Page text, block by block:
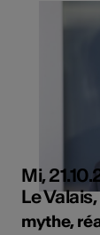
Mi,
Le
mythe,